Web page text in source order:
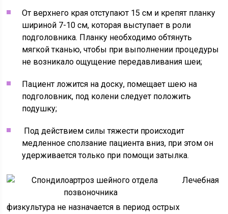
От верхнего края отступают 15 см и крепят планку
шириной 7-10 см, которая выступает в роли
подголовника. Планку необходимо обтянуть
мягкой тканью, чтобы при выполнении процедуры
не возникало ощущение передавливания шеи;
Пациент ложится на доску, помещает шею на
подголовник, под колени следует положить
подушку;
Под действием силы тяжести происходит
медленное сползание пациента вниз, при этом он
удерживается только при помощи затылка.
Лечебная
физкультура не назначается в период острых